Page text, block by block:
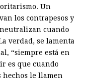
Un
los contrapesos y
cuando
verdad, se lamenta
“siempre está en
es que cuando
hechos le llamen